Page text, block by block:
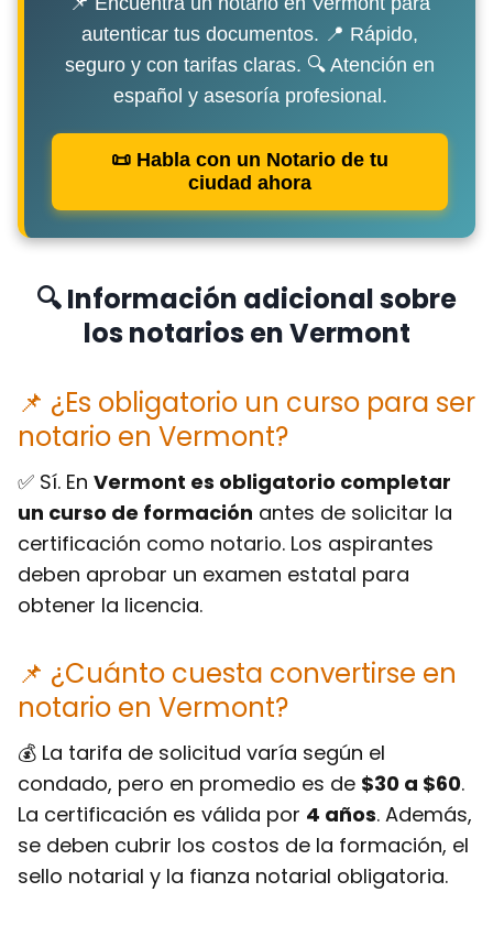
autenticar tus documentos. 📍 Rápido,
seguro y con tarifas claras. 🔍 Atención en
español y asesoría profesional.
📜 Habla con un Notario de tu
ciudad ahora
🔍 Información adicional sobre
los notarios en Vermont
📌 ¿Es obligatorio un curso para ser
notario en Vermont?
✅ Sí. En Vermont es obligatorio completar
un curso de formación antes de solicitar la
certificación como notario. Los aspirantes
deben aprobar un examen estatal para
obtener la licencia.
📌 ¿Cuánto cuesta convertirse en
notario en Vermont?
💰 La tarifa de solicitud varía según el
condado, pero en promedio es de $30 a $60.
La certificación es válida por 4 años. Además,
se deben cubrir los costos de la formación, el
sello notarial y la fianza notarial obligatoria.